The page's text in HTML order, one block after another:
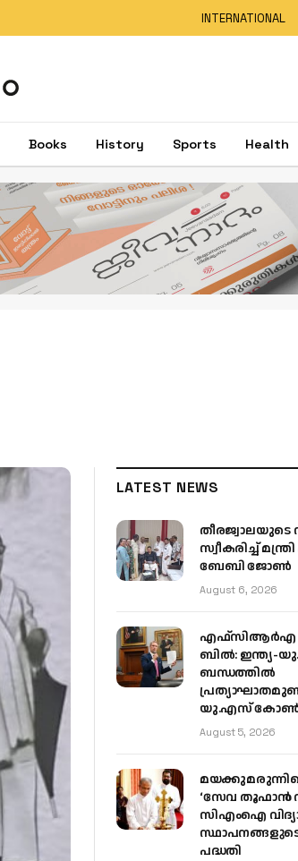
INTERNATIONAL
Books History Sports Health
LATEST NEWS
തീരജ്വാലയുടെ
സ്വീകരിച്ച്
ബേബി ജോൺ
August 6, 2026
എഫ്‌സിആർഎ
ബിൽ: ഇന്ത്യ-
ബന്ധത്തിൽ
യു.എസ്
August 5, 2026
‘സേവ തൂഫാൻ
സിഎംഐ
പദ്ധതി